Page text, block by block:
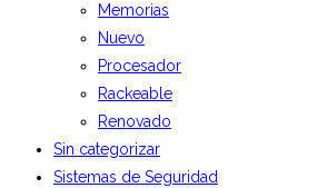
Memorias
Nuevo
Procesador
Rackeable
Renovado
Sin categorizar
Sistemas de Seguridad